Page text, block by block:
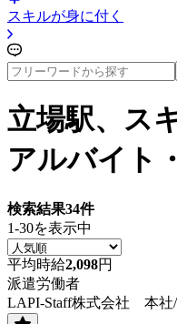
スキルが身に付く
立場駅、ス
アルバイト
検索結果34件
1-30を表示中
平均時給2,098円
派遣労働者
LAPI-Staff株式会社 本社